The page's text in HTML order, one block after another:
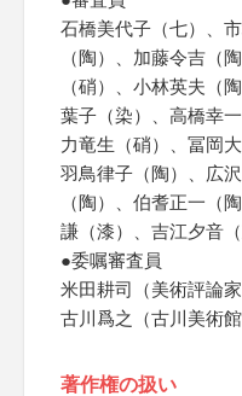
石橋美代子（七）、
（陶）、加藤令吉（
（硝）、小林英夫（
葉子（染）、高橋幸
力竜生（硝）、冨岡
羽鳥律子（陶）、広
（陶）、伯耆正一（
謙（漆）、吉江夕音（
●委嘱審査員
米田耕司（美術評論家
古川爲之（古川美術館
著作権の扱い